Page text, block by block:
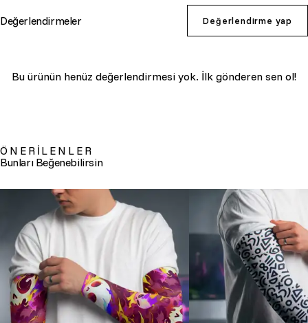
Değerlendirmeler Değerlendirme yap
Bu ürünün henüz değerlendirmesi yok. İlk gönderen sen ol!
ÖNERİLENLER
Bunları Beğenebilirsin